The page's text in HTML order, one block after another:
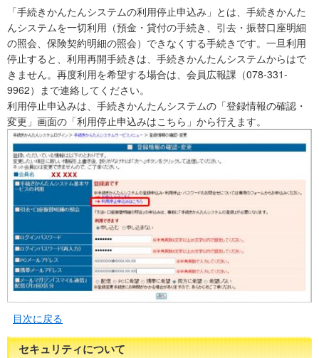
「手続きかんたんシステムの利用停止申込み」とは、手続きかんた
んシステムを一切利用（預金・貸付の手続き、引去・振替口座明細
の照会、保険契約明細の照会）できなくする手続きです。一旦利用
停止すると、利用再開手続きは、手続きかんたんシステムからはで
きません。再度利用を希望する場合は、会員広報課（078-331-
9962）まで連絡してください。
利用停止申込みは、手続きかんたんシステムの「登録情報の確認・
変更」画面の「利用停止申込みはこちら」から行えます。
目次に戻る
セキュリティについて